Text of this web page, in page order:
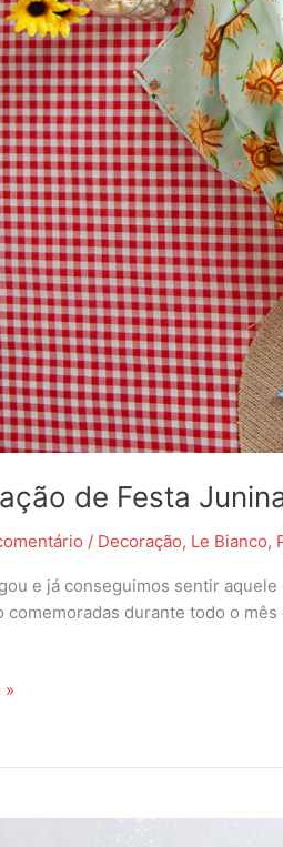
de Festa
/ Decoração, Le Bianco,
e já conseguimos sentir
comemoradas durante todo o
»